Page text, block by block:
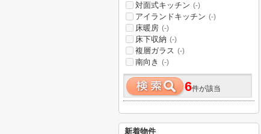
対面式キッチン (-)
アイランドキッチン (-)
床暖房 (-)
床下収納 (-)
複層ガラス (-)
南向き (-)
6件が該当
新着物件